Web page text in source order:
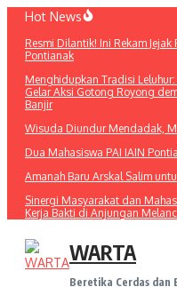
Lewati
konten
Hot News
Resmi Dilantik! Ini Rekam
Pontianak
Menghidupkan Tradisi
Gelar Aksi Gotong Royong
Banjir
Wisuda Diundur Mendadak,
Dua Mahasiswa PAI IAIN
Amanah Baru Arskal Salim
Sinergi Masyarakat dan
Kerja Bakti di Anjungan
WARTA
Beretika Cerdas dan